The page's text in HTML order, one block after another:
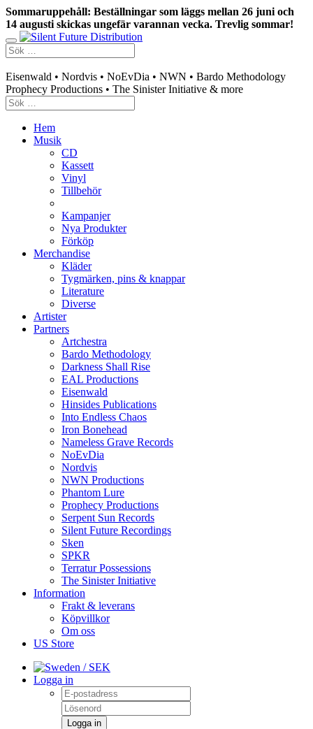
Sommaruppehåll: Beställningar som läggs mellan 26 juni och
14 augusti skickas ungefär varannan vecka. Trevlig sommar!
Eisenwald • Nordvis • NoEvDia • NWN • Bardo Methodology
Prophecy Productions • The Sinister Initiative & more
Hem
Musik
CD
Kassett
Vinyl
Tillbehör
Kampanjer
Nya Produkter
Förköp
Merchandise
Kläder
Tygmärken, pins & knappar
Literature
Diverse
Artister
Partners
Artchestra
Bardo Methodology
Darkness Shall Rise
EAL Productions
Eisenwald
Hinsides Publications
Into Endless Chaos
Iron Bonehead
Nameless Grave Records
NoEvDia
Nordvis
NWN Productions
Phantom Lure
Prophecy Productions
Serpent Sun Records
Silent Future Recordings
Sken
SPKR
Terratur Possessions
The Sinister Initiative
Information
Frakt & leverans
Köpvillkor
Om oss
US Store
/ SEK
Logga in
Logga in